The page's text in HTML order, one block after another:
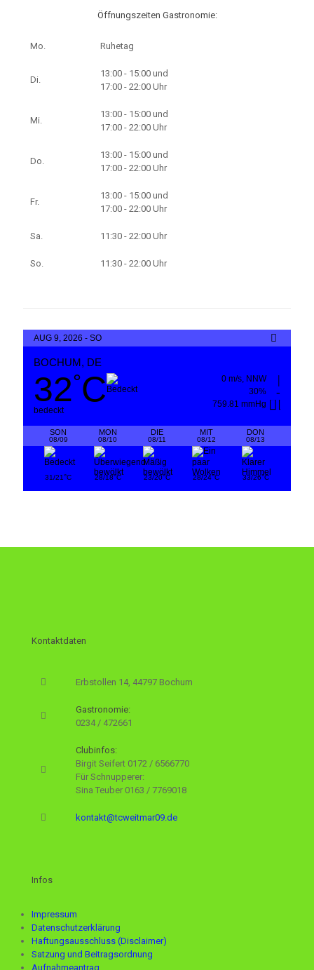
Öffnungszeiten Gastronomie:
Mo. Ruhetag
Di.
13:00 - 15:00 und
17:00 - 22:00 Uhr
Mi.
13:00 - 15:00 und
17:00 - 22:00 Uhr
Do.
13:00 - 15:00 und
17:00 - 22:00 Uhr
Fr.
13:00 - 15:00 und
17:00 - 22:00 Uhr
Sa. 11:30 - 22:00 Uhr
So. 11:30 - 22:00 Uhr
AUG 9, 2026 - SO
BOCHUM, DE
32°C
bedeckt
0 m/s, NNW
30%
759.81 mmHg
SON
08/09
MON
08/10
DIE
08/11
MIT
08/12
DON
08/13
31/21°C 28/18°C 23/20°C 28/24°C 33/26°C
Kontaktdaten
Erbstollen 14, 44797 Bochum
Gastronomie:
0234 / 472661
Clubinfos:
Birgit Seifert 0172 / 6566770
Für Schnupperer:
Sina Teuber 0163 / 7769018
kontakt@tcweitmar09.de
Infos
Impressum
Datenschutzerklärung
Haftungsausschluss (Disclaimer)
Satzung und Beitragsordnung
Aufnahmeantrag